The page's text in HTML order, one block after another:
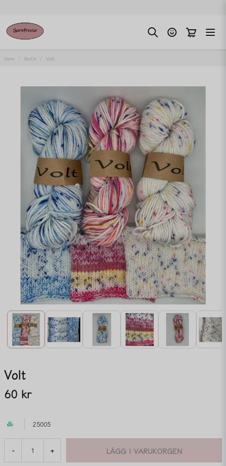
Hem Butik Volt
Volt
60 kr
25005
- + LÄGG I VARUKORGEN